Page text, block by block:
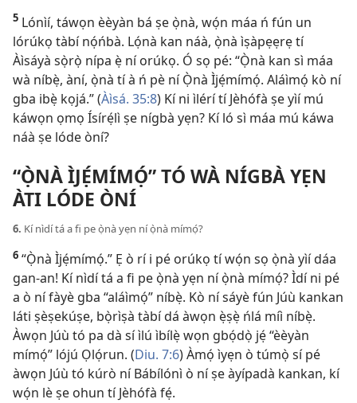
5 Lónìí, táwọn èèyàn bá ṣe ọ̀nà, wọ́n máa ń fún un
lórúkọ tàbí nọ́ńbà. Lọ́nà kan náà, ọ̀nà ìṣàpẹẹrẹ tí
Àìsáyà sọ̀rọ̀ nípa ẹ̀ ní orúkọ. Ó sọ pé: “Ọ̀nà kan sì máa
wà níbẹ̀, àní, ọ̀nà tí à ń pè ní Ọ̀nà Ìjẹ́mímọ́. Aláìmọ́ kò ní
gba ibẹ̀ kọjá.” (Àìsá. 35:8) Kí ni ìlérí tí Jèhófà ṣe yìí mú
káwọn ọmọ Ísírẹ́lì ṣe nígbà yẹn? Kí ló sì máa mú káwa
náà ṣe lóde òní?
“Ọ̀NÀ ÌJẸ́MÍMỌ́” TÓ WÀ NÍGBÀ YẸN
ÀTI LÓDE ÒNÍ
6. Kí nìdí tá a fi pe ọ̀nà yẹn ní ọ̀nà mímọ́?
6 “Ọ̀nà Ìjẹ́mímọ́.” Ẹ ò rí i pé orúkọ tí wọ́n sọ ọ̀nà yìí dáa
gan-an! Kí nìdí tá a fi pe ọ̀nà yẹn ní ọ̀nà mímọ́? Ìdí ni pé
a ò ní fàyè gba “aláìmọ́” níbẹ̀. Kò ní sáyè fún Júù kankan
láti ṣèṣekúṣe, bọ̀rìṣà tàbí dá àwọn ẹ̀ṣẹ̀ ńlá míì níbẹ̀.
Àwọn Júù tó pa dà sí ìlú ìbílẹ̀ wọn gbọ́dọ̀ jẹ́ “èèyàn
mímọ́” lójú Ọlọ́run. (Diu. 7:6) Àmọ́ ìyẹn ò túmọ̀ sí pé
àwọn Júù tó kúrò ní Bábílónì ò ní ṣe àyípadà kankan, kí
wọ́n lè ṣe ohun tí Jèhófà fẹ́.